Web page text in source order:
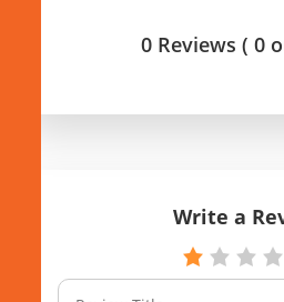
0 Reviews ( 0
Write a